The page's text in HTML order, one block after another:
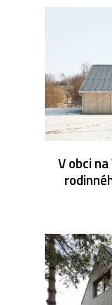
V obci